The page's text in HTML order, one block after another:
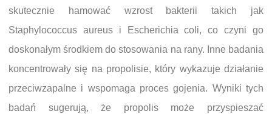
skutecznie hamować wzrost bakterii takich jak
Staphylococcus aureus i Escherichia coli, co czyni go
doskonałym środkiem do stosowania na rany. Inne badania
koncentrowały się na propolisie, który wykazuje działanie
przeciwzapalne i wspomaga proces gojenia. Wyniki tych
badań sugerują, że propolis może przyspieszać